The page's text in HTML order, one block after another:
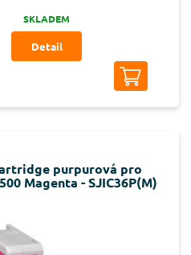
SKLADEM
Detail
purpurová pro
Magenta - SJIC36P(M)